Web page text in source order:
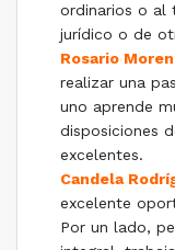
ordinarios o al
jurídico o de
Rosario
realizar una
uno aprende
disposiciones
excelentes.
Candela
excelente
Por un lado,